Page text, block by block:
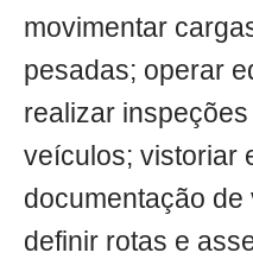
movimentar
pesadas; operar
realizar
veículos; vistoriar
documentação
definir rotas e